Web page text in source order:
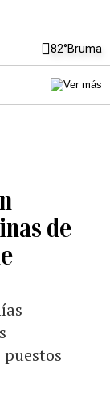
82°Bruma
de